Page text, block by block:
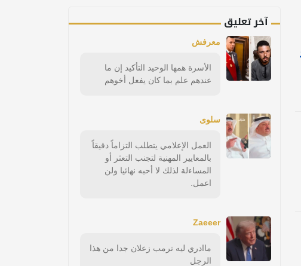
آخر تعليق
معرفش
الأسرة همها الوحيد التأكيد إن ما
عندهم علم بما كان يفعل أخوهم
سلوى
العمل الإعلامي يتطلب التزاماً دقيقاً
بالمعايير المهنية لتجنب التعثر أو
المساءلة لذلك لا أحبه نهائيا ولن
اعمل.
Zaeeer
ماادري ليه ترمب زعلان جدا من هذا
الرجل